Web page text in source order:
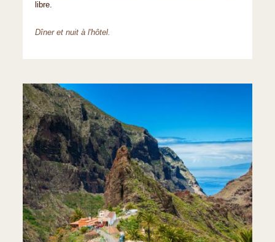
libre.
Dîner et nuit à l'hôtel.